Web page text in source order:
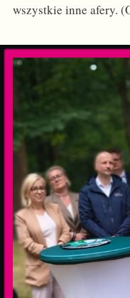
wszystkie inne afery.